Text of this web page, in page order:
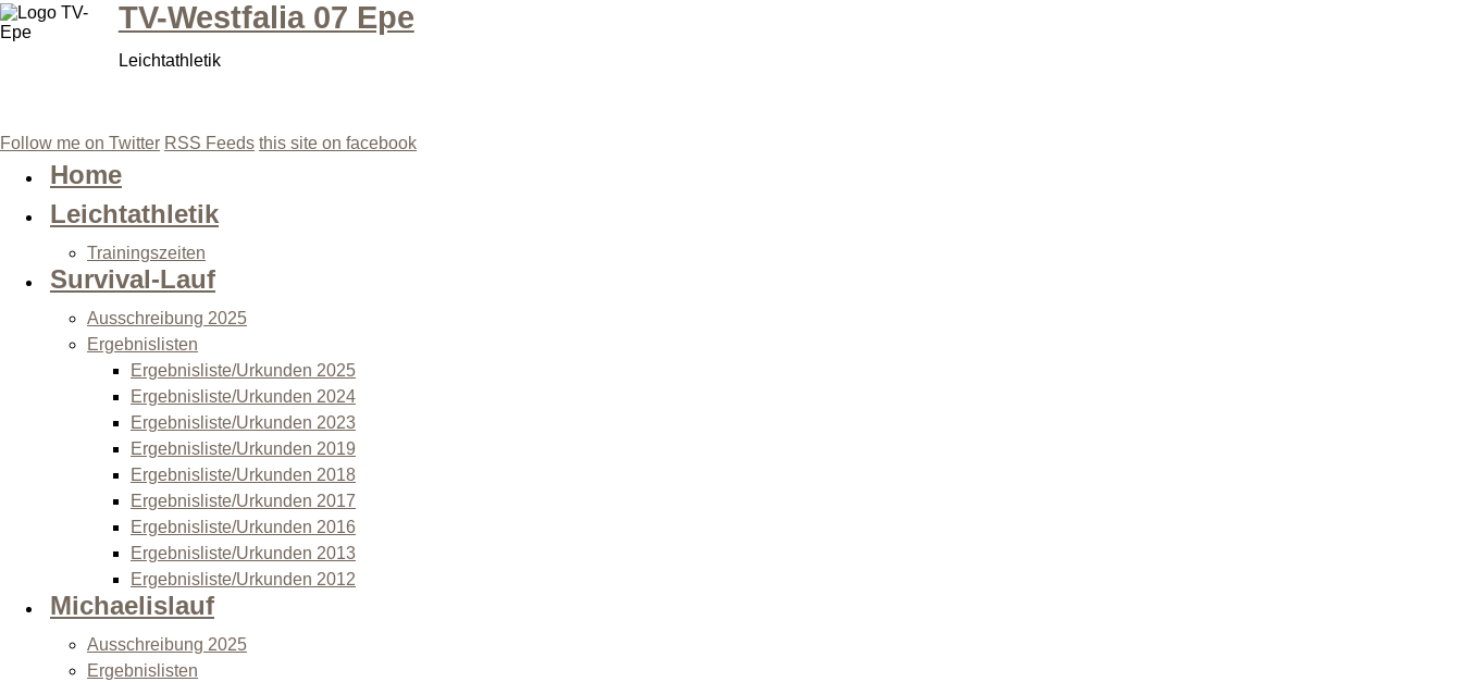
TV-Westfalia 07 Epe
Leichtathletik
Follow me on Twitter RSS Feeds this site on facebook
Home
Leichtathletik
Trainingszeiten
Survival-Lauf
Ausschreibung 2025
Ergebnislisten
Ergebnisliste/Urkunden 2025
Ergebnisliste/Urkunden 2024
Ergebnisliste/Urkunden 2023
Ergebnisliste/Urkunden 2019
Ergebnisliste/Urkunden 2018
Ergebnisliste/Urkunden 2017
Ergebnisliste/Urkunden 2016
Ergebnisliste/Urkunden 2013
Ergebnisliste/Urkunden 2012
Michaelislauf
Ausschreibung 2025
Ergebnislisten